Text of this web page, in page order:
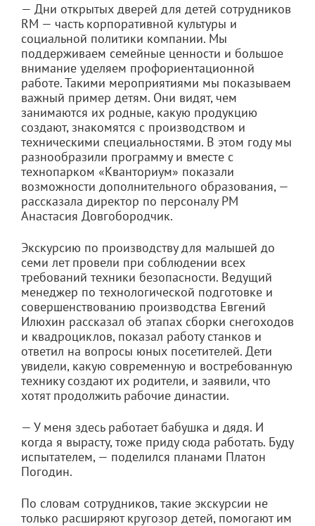
— Дни открытых дверей для детей сотрудников
RM — часть корпоративной культуры и
социальной политики компании. Мы
поддерживаем семейные ценности и большое
внимание уделяем профориентационной
работе. Такими мероприятиями мы показываем
важный пример детям. Они видят, чем
занимаются их родные, какую продукцию
создают, знакомятся с производством и
техническими специальностями. В этом году мы
разнообразили программу и вместе с
технопарком «Кванториум» показали
возможности дополнительного образования, —
рассказала директор по персоналу РМ
Анастасия Довгобородчик.
Экскурсию по производству для малышей до
семи лет провели при соблюдении всех
требований техники безопасности. Ведущий
менеджер по технологической подготовке и
совершенствованию производства Евгений
Илюхин рассказал об этапах сборки снегоходов
и квадроциклов, показал работу станков и
ответил на вопросы юных посетителей. Дети
увидели, какую современную и востребованную
технику создают их родители, и заявили, что
хотят продолжить рабочие династии.
— У меня здесь работает бабушка и дядя. И
когда я вырасту, тоже приду сюда работать. Буду
испытателем, — поделился планами Платон
Погодин.
По словам сотрудников, такие экскурсии не
только расширяют кругозор детей, помогают им